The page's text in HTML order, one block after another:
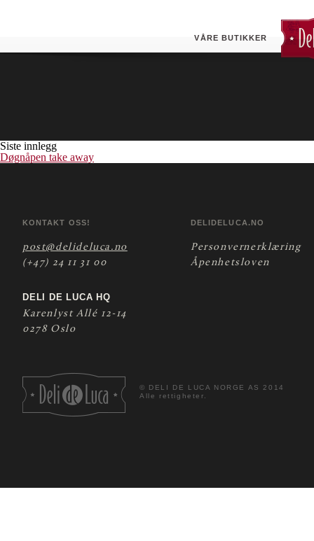
VÅRE BUTIKKER
Siste innlegg
Døgnåpen take away
KONTAKT OSS!
post@delideluca.no
(+47) 24 11 31 00
DELI DE LUCA HQ
Karenlyst Allé 12-14
0278 Oslo
DELIDELUCA.NO
Personvernerklæring
Åpenhetsloven
© DELI DE LUCA NORGE AS 2014
Alle rettigheter.